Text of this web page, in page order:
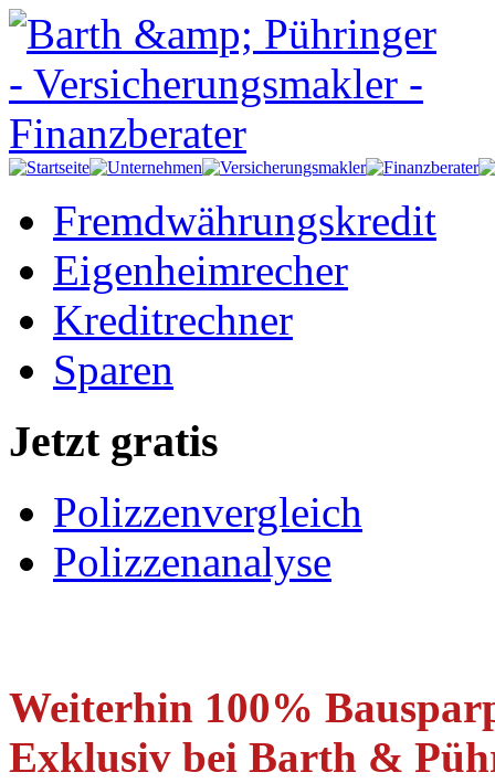
Fremdwährungskredit
Eigenheimrecher
Kreditrechner
Sparen
Jetzt gratis
Polizzenvergleich
Polizzenanalyse
Weiterhin 100%
Exklusiv bei Barth &